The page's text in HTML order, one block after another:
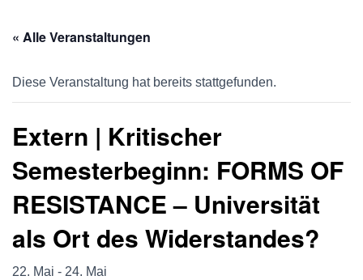
T
« Alle Veranstaltungen
Diese Veranstaltung hat bereits stattgefunden.
Extern | Kritischer
Semesterbeginn: FORMS OF
RESISTANCE – Universität
als Ort des Widerstandes?
22. Mai - 24. Mai